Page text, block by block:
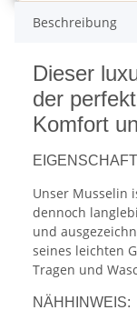
Beschreibung
Dieser
der
Komfort
Unser Musselin
dennoch
und
seines leichten
Tragen und
NÄHHINWEIS: